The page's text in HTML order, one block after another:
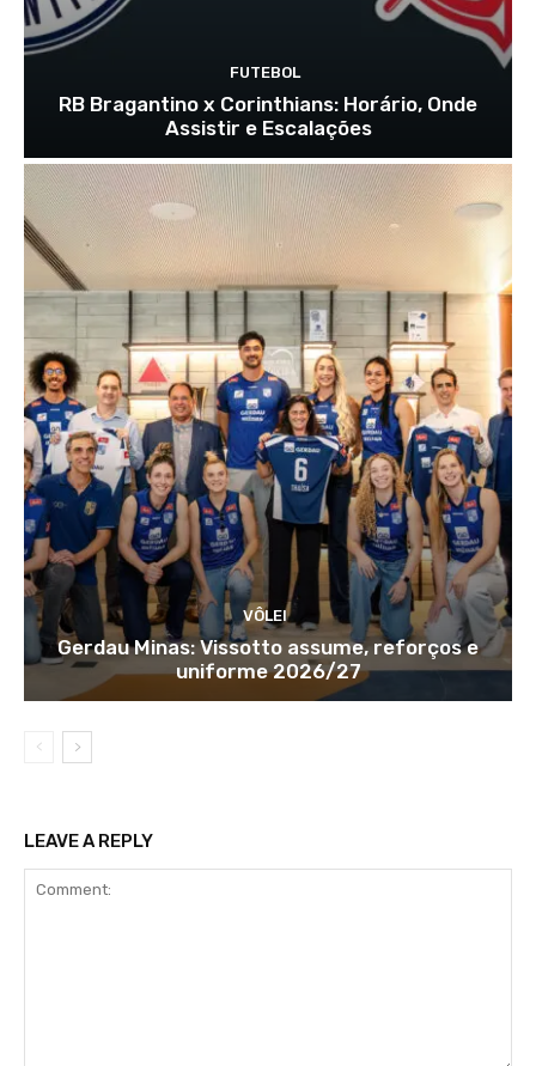
FUTEBOL
RB Bragantino x Corinthians: Horário, Onde
Assistir e Escalações
VÔLEI
Gerdau Minas: Vissotto assume, reforços e
uniforme 2026/27
LEAVE A REPLY